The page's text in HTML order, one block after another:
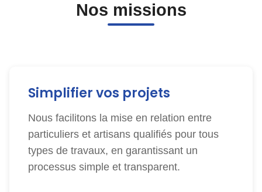
Nos missions
Simplifier vos projets
Nous facilitons la mise en relation entre
particuliers et artisans qualifiés pour tous
types de travaux, en garantissant un
processus simple et transparent.